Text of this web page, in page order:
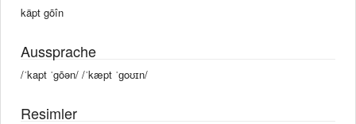
käpt gōîn
Aussprache
/ˈkapt ˈgōən/ /ˈkæpt ˈɡoʊɪn/
Resimler